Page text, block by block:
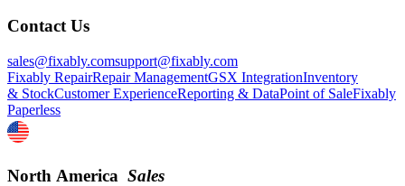
Contact Us
sales@fixably.comsupport@fixably.com
Fixably RepairRepair ManagementGSX IntegrationInventory
& StockCustomer ExperienceReporting & DataPoint of SaleFixably
Paperless
North America Sales